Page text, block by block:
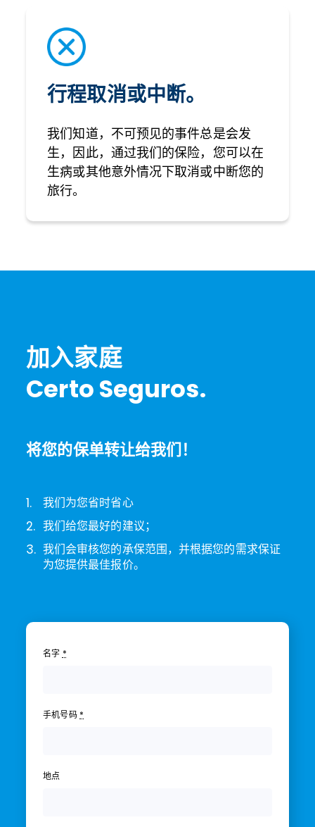
行程取消或中断。
我们知道，不可预见的事件总是会发
生，因此，通过我们的保险，您可以在
生病或其他意外情况下取消或中断您的
旅行。
加入家庭
Certo Seguros.
将您的保单转让给我们！
1. 我们为您省时省心
2. 我们给您最好的建议；
3. 我们会审核您的承保范围，并根据您的需求保证
为您提供最佳报价。
名字 *
手机号码 *
地点